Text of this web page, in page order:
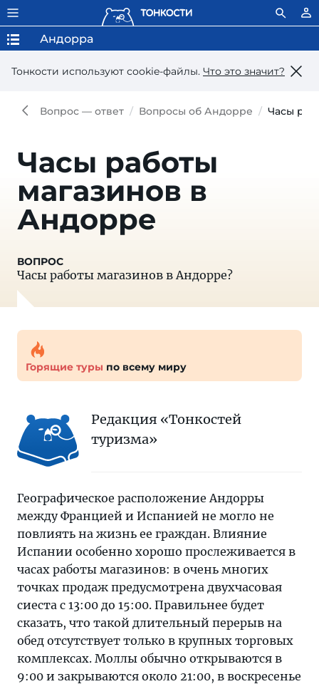
Тонкости используют сookie-файлы. Что это значит?
Андорра
Вопрос — ответ Вопросы об Андорре Часы
Часы работы
магазинов в
Андорре
Часы работы магазинов в Андорре?
Горящие туры по всему миру
Редакция «Тонкостей
туризма»
Географическое расположение Андорры
между Францией и Испанией не могло не
повлиять на жизнь ее граждан. Влияние
Испании особенно хорошо прослеживается в
часах работы магазинов: в очень многих
точках продаж предусмотрена двухчасовая
сиеста с 13:00 до 15:00. Правильнее будет
сказать, что такой длительный перерыв на
обед отсутствует только в крупных торговых
комплексах. Моллы обычно открываются в
9:00 и закрываются около 21:00, в воскресенье